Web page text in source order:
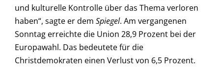
und kulturelle Kontrolle über das Thema verloren
haben“, sagte er dem Spiegel. Am vergangenen
Sonntag erreichte die Union 28,9 Prozent bei der
Europawahl. Das bedeutete für die
Christdemokraten einen Verlust von 6,5 Prozent.